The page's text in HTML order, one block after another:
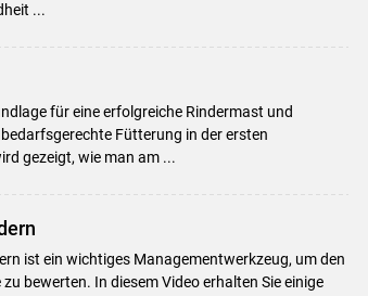
...
für eine erfolgreiche Rindermast und
Fütterung in der ersten
gezeigt, wie man am ...
ist ein wichtiges Managementwerkzeug, um den
bewerten. In diesem Video erhalten Sie einige